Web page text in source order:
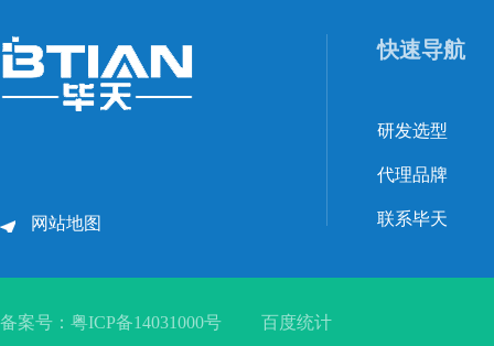
网站地图
快速导航
研发选型
代理品牌
联系毕天
备案号： 粤ICP备14031000号 百度统计